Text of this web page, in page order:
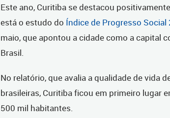
Este ano, Curitiba se destacou
está o estudo do Índice de Progresso
maio, que apontou a cidade como a capital
Brasil.
No relatório, que avalia a qualidade de vida
brasileiras, Curitiba ficou em primeiro lugar
500 mil habitantes.